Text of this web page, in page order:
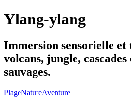
Ylang-ylang
Immersion sensorielle
volcans, jungle, cascades
sauvages.
PlageNatureAventure